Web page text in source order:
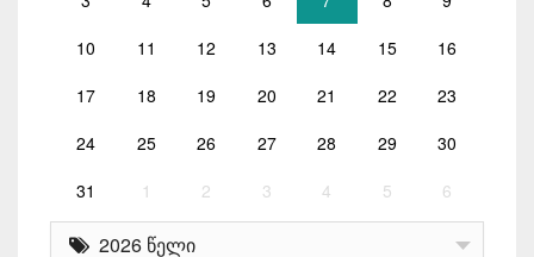
10 11 12 13 14 15 16
17 18 19 20 21 22 23
24 25 26 27 28 29 30
31 1 2 3 4 5 6
2026 წელი